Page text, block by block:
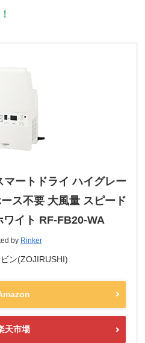
ートドライ ハイグレー
ス不要 大風量 スピード
イト RF-FB20-WA
by Rinker
ン(ZOJIRUSHI)
天市場